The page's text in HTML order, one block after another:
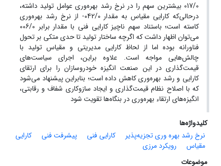
017/0 بیشترین سهم را در نرخ رشد بهره‌وری عوامل تولید داشته،
درحالی‌که کارایی مقیاس به مقدار 042/0- از نرخ رشد بهره‌وری
کاسته است؛ باستناد سهم ناچیز کارایی فنی با مقدار برابر 006/0
می‌توان اظهار داشت که اگرچه ساختار تولید تا حدی متکی بر تحول
فناورانه بوده اما از لحاظ کارایی مدیریتی و مقیاس تولید با
چالش‌هایی مواجه است. علاوه براین، اجرای سیاست‌های
قیمت‌گذاری در این صنعت انگیزه خودروسازان را برای ارتقای
کارایی و رشد بهره‌وری کاهش داده است؛ بنابراین پیشنهاد می‌شود
که با اصلاح نظام قیمت‌گذاری و ایجاد سازوکاری شفاف و رقابتی،
انگیزه‌های ارتقاء بهره‌وری در بنگاه‌ها تقویت شود
کلیدواژه‌ها
نرخ رشد بهره وری تجزیه‌پذیر
کارایی فنی پیشرفت فنی
کارایی
مقیاس
رویکرد مرزی
موضوعات